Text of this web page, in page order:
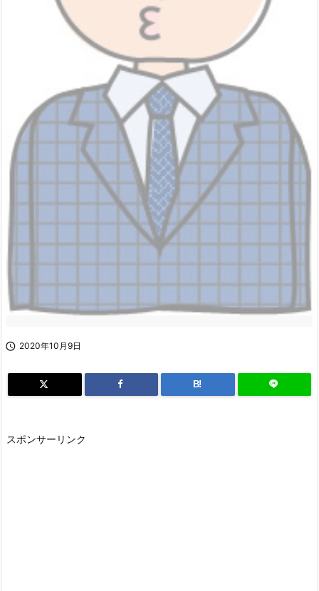
 2020年10月9日
B!
スポンサーリンク